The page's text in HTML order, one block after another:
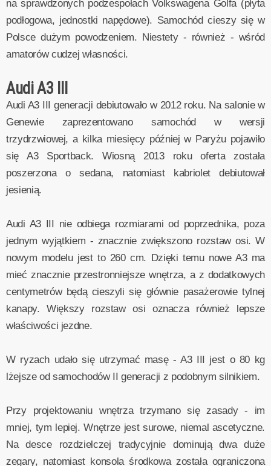
na sprawdzonych podzespołach Volkswagena Golfa (płyta
podłogowa, jednostki napędowe). Samochód cieszy się w
Polsce dużym powodzeniem. Niestety - również - wśród
amatorów cudzej własności.
Audi A3 III
Audi A3 III generacji debiutowało w 2012 roku. Na salonie w
Genewie zaprezentowano samochód w wersji
trzydrzwiowej, a kilka miesięcy później w Paryżu pojawiło
się A3 Sportback. Wiosną 2013 roku oferta została
poszerzona o sedana, natomiast kabriolet debiutował
jesienią.
Audi A3 III nie odbiega rozmiarami od poprzednika, poza
jednym wyjątkiem - znacznie zwiększono rozstaw osi. W
nowym modelu jest to 260 cm. Dzięki temu nowe A3 ma
mieć znacznie przestronniejsze wnętrza, a z dodatkowych
centymetrów będą cieszyli się głównie pasażerowie tylnej
kanapy. Większy rozstaw osi oznacza również lepsze
właściwości jezdne.
W ryzach udało się utrzymać masę - A3 III jest o 80 kg
lżejsze od samochodów II generacji z podobnym silnikiem.
Przy projektowaniu wnętrza trzymano się zasady - im
mniej, tym lepiej. Wnętrze jest surowe, niemal ascetyczne.
Na desce rozdzielczej tradycyjnie dominują dwa duże
zegary, natomiast konsola środkowa została ograniczona